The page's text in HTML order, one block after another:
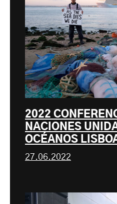
2022
NACIONES
OCÉANOS
27.06.2022